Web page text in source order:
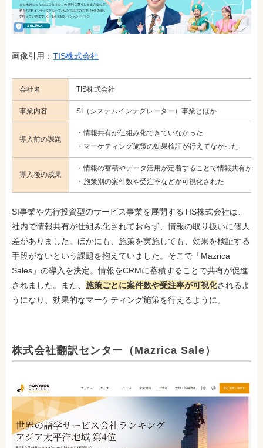
画像引用： TIS株式会社
会社名 TIS株式会社
事業内容 SI（システムインテグレーター）事業とほか
導入前の課題
・情報共有が仕組み化できていなかった
・マーケティング施策の効果検証が行えてなかった
導入後の成果
・情報の蓄積やデータ活用が定着することで情報共有が促
・施策別の案件数や受注率などが可視化された
SI事業や先行投資型のサービス事業を展開するTIS株式会社は、
社内で情報共有が仕組み化されておらず、情報の取り扱いに個人
差がありました。ほかにも、施策を実施しても、効果を検証する
手段がないという課題を抱えていました。そこで「Mazrica
Sales」の導入を決定。情報をCRMに蓄積することで共有が促進
されました。また、 施策ごとに案件数や受注率が可視化されるよ
うになり、効果的なマーケティング施策を行えるように。
株式会社翻訳センター（Mazrica Sale）